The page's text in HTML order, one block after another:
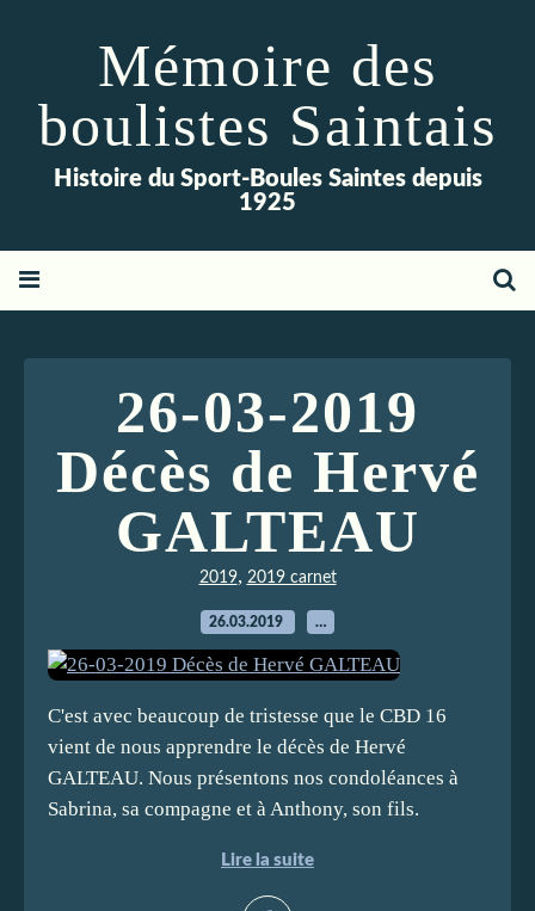
Mémoire des
boulistes Saintais
Histoire du Sport-Boules Saintes depuis
1925
26-03-2019
Décès de Hervé
GALTEAU
2019, 2019 carnet
26.03.2019 …
C'est avec beaucoup de tristesse que le CBD 16
vient de nous apprendre le décès de Hervé
GALTEAU. Nous présentons nos condoléances à
Sabrina, sa compagne et à Anthony, son fils.
Lire la suite